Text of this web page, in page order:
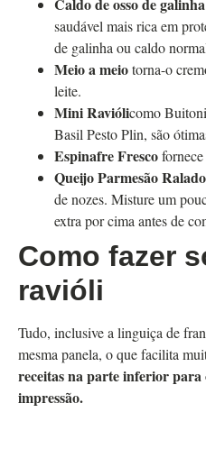
saudável mais rica em
de galinha ou caldo
Meio a meiotorna-o
leite.
Mini Raviólicomo
Basil Pesto Plin, são
Espinafre Fresco
Queijo Parmesão Ralado
de nozes. Misture um
extra por cima antes de
Como fazer
ravióli
Tudo, inclusive a linguiça de
mesma panela, o que facilita
receitas na parte inferior
impressão.